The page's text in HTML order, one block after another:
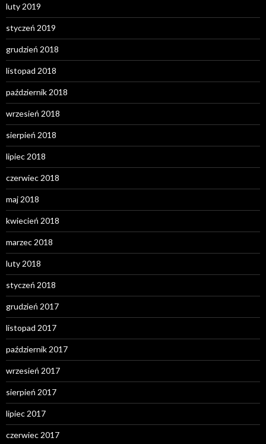
luty 2019
styczeń 2019
grudzień 2018
listopad 2018
październik 2018
wrzesień 2018
sierpień 2018
lipiec 2018
czerwiec 2018
maj 2018
kwiecień 2018
marzec 2018
luty 2018
styczeń 2018
grudzień 2017
listopad 2017
październik 2017
wrzesień 2017
sierpień 2017
lipiec 2017
czerwiec 2017